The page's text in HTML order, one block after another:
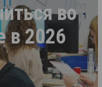
во
в 2026